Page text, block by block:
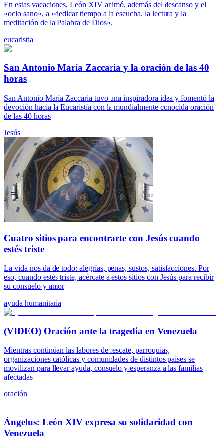
En estas vacaciones, León XIV animó, además del descanso y el
«ocio sano», a «dedicar tiempo a la escucha, la lectura y la
meditación de la Palabra de Dios».
eucaristia
San Antonio María Zaccaria y la oración de las 40
horas
San Antonio María Zaccaria tuvo una inspiradora idea y fomentó la
devoción hacia la Eucaristía con la mundialmente conocida oración
de las 40 horas
Jesús
Cuatro sitios para encontrarte con Jesús cuando
estés triste
La vida nos da de todo: alegrías, penas, sustos, satisfacciones. Por
eso, cuando estés triste, acércate a estos sitios con Jesús para recibir
su consuelo y amor
ayuda humanitaria
(VIDEO) Oración ante la tragedia en Venezuela
Mientras continúan las labores de rescate, parroquias,
organizaciones católicas y comunidades de distintos países se
movilizan para llevar ayuda, consuelo y esperanza a las familias
afectadas
oración
Ángelus: León XIV expresa su solidaridad con
Venezuela